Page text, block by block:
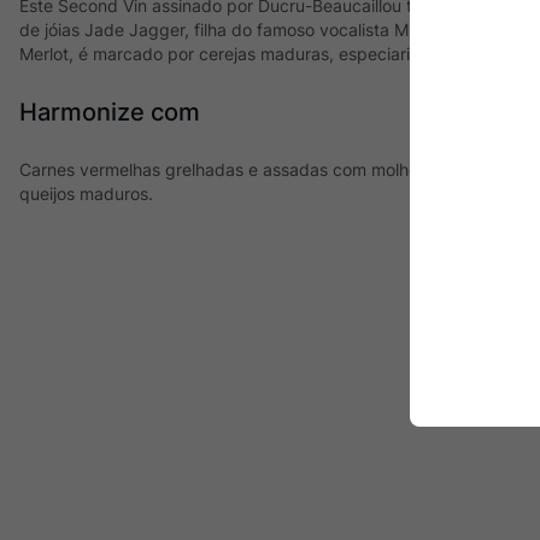
Este Second Vin assinado por Ducru-Beaucaillou tem rótulo
de jóias Jade Jagger, filha do famoso vocalista Mick Jager. Blend
Merlot, é marcado por cerejas maduras, especiarias e toques de
Harmonize com
Carnes vermelhas grelhadas e assadas com molhos intensos,
queijos maduros.